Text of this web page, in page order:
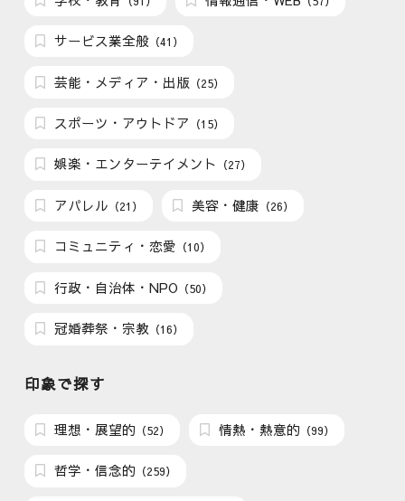
サービス業全般 （41）
芸能・メディア・出版 （25）
スポーツ・アウトドア （15）
娯楽・エンターテイメント （27）
アパレル （21） 美容・健康 （26）
コミュニティ・恋愛 （10）
行政・自治体・NPO （50）
冠婚葬祭・宗教 （16）
印象で探す
理想・展望的 （52） 情熱・熱意的 （99）
哲学・信念的 （259）